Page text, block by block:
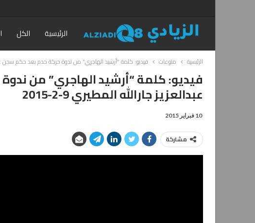
الرئيسية الكل
الرئيسية منوعات فيديو: كلمة “أرشيد الهاجري” من ندوة حركة حدم بعد حكم سجن
فيديو: كلمة “أرشيد الهاجري” من
عبدالعزيز جارالله المطيري 9-2-2015
10 فبراير 2015
مشاركة